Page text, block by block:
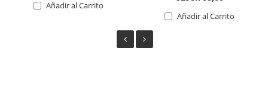
Añadir al Carrito
Añadir al Carrito